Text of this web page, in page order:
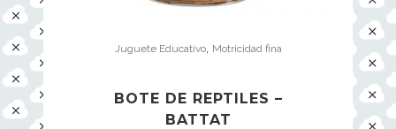
Juguete Educativo, Motricidad fina
BOTE DE REPTILES –
BATTAT